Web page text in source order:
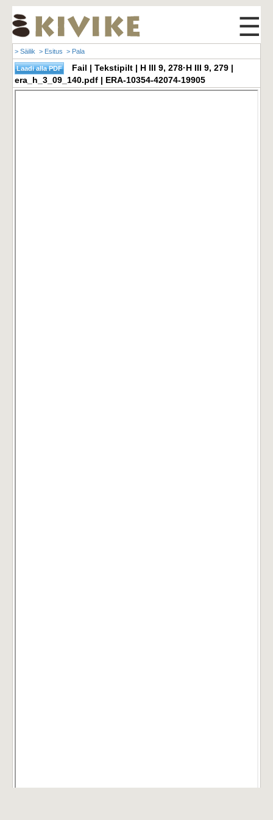
☰
> Säilik > Esitus > Pala
Fail | Tekstipilt | H III 9, 278·H III 9, 279 |
era_h_3_09_140.pdf | ERA-10354-42074-19905